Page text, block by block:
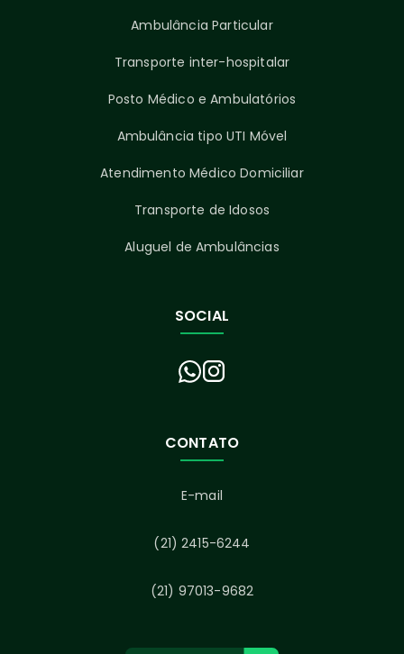
Ambulância Particular
Transporte inter-hospitalar
Posto Médico e Ambulatórios
Ambulância tipo UTI Móvel
Atendimento Médico Domiciliar
Transporte de Idosos
Aluguel de Ambulâncias
SOCIAL
CONTATO
E-mail
(21) 2415-6244
(21) 97013-9682